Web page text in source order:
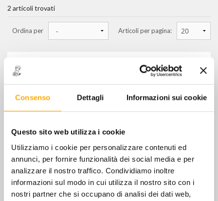
Consenso Dettagli Informazioni sui cookie
Questo sito web utilizza i cookie
Utilizziamo i cookie per personalizzare contenuti ed
annunci, per fornire funzionalità dei social media e per
analizzare il nostro traffico. Condividiamo inoltre
informazioni sul modo in cui utilizza il nostro sito con i
nostri partner che si occupano di analisi dei dati web,
martinetti idraulici e complementi da tiro
scalette, cavalletti e carrelli per carrozzeria
carrelli e cavalletti portapezzi
utensili per carrozzeria
2 articoli trovati
Ordina per Articoli per pagina:
381 - CAVALLETTO "SPEEDY" CON
€140,00+ IVA
STOCK
€ 140,00+ IVA